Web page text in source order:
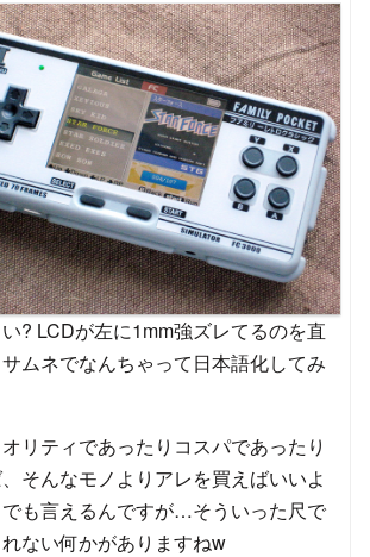
? LCDが左に1mm強ズレてるのを直
ムネでなんちゃって日本語化してみ
リティであったりコスパであったり
そんなモノよりアレを買えばいいよ
も言えるんですが…そういった尺で
ない何かがありますねw